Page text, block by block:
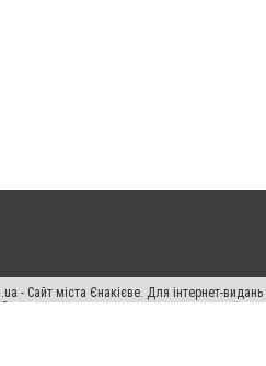
- Сайт міста Єнакієве. Для інтернет-
Законом.